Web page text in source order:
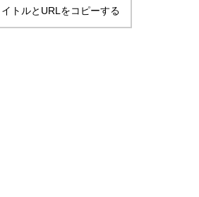
トルとURLをコピーする